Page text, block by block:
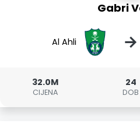
Gabri
Al Ahli →
32.0M
CIJENA
24
DOB